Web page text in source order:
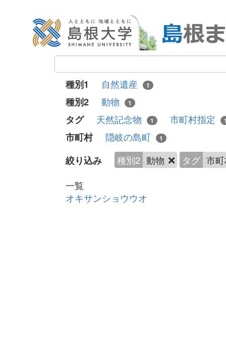
種別1 自然遺産 1
種別2 動物 1
タグ 天然記念物 1 市町村指定
市町村 隠岐の島町 1
絞り込み 種別2 動物 タグ 市
一覧
オキサンショウウオ